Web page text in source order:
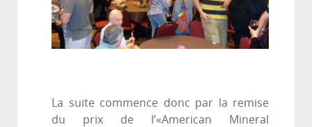
La suite commence donc par la remise
du prix de l’«American Mineral